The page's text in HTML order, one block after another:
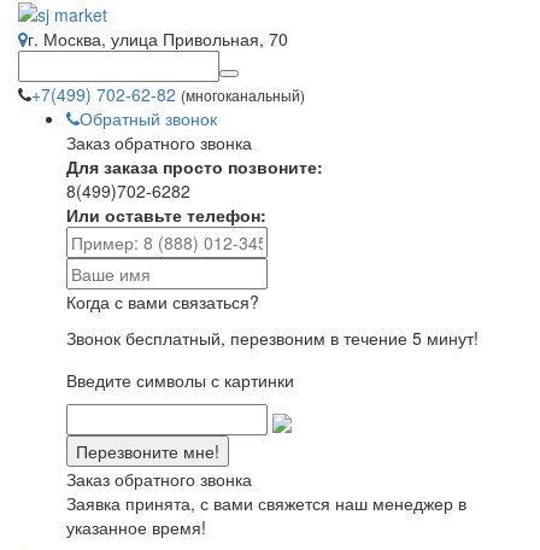
г. Москва, улица Привольная, 70
+7(499) 702-62-82 (многоканальный)
Обратный звонок
Заказ обратного звонка
Для заказа просто позвоните:
8(499)702-6282
Или оставьте телефон:
Когда с вами связаться?
Звонок бесплатный, перезвоним в течение 5 минут!
Введите символы с картинки
Заказ обратного звонка
Заявка принята, с вами свяжется наш менеджер в
указанное время!